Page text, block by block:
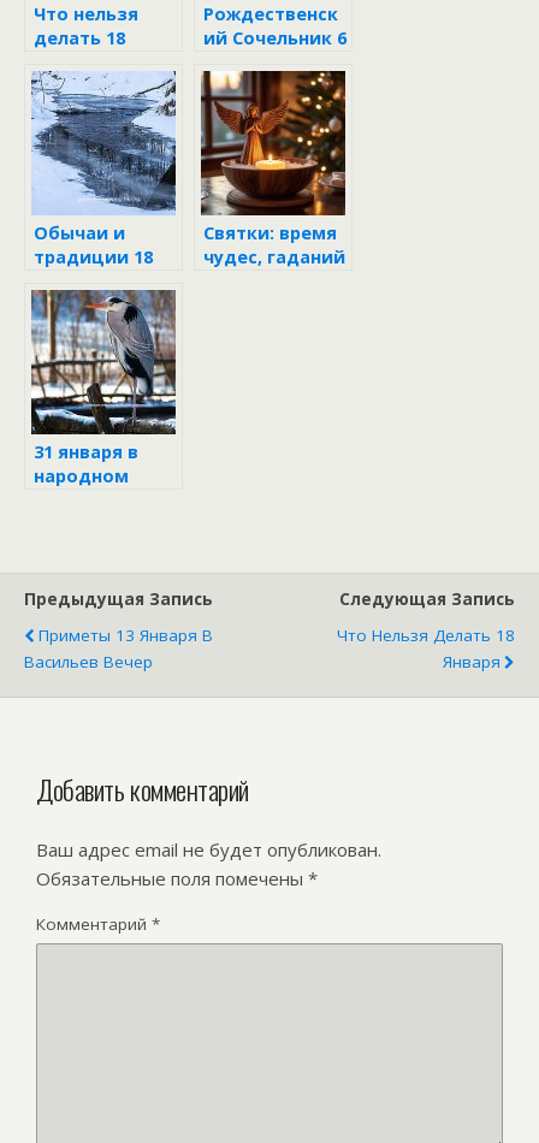
Что нельзя
делать 18
Рождественск
ий Сочельник 6
когда
происходят
настоящие
чудеса
Обычаи и
традиции 18
Святки: время
чудес, гаданий
31 января в
народном
Предыдущая Запись
Приметы 13 Января В
Васильев Вечер
Следующая Запись
Что Нельзя Делать 18
Января
Добавить комментарий
Ваш адрес email не будет опубликован.
Обязательные поля помечены *
Комментарий *